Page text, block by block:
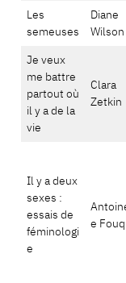
Les
semeuses
Diane
Wilson
Je veux
me battre
partout où
il y a de la
vie
Clara
Zetkin
Il y a deux
sexes :
essais de
féminologi
e
e